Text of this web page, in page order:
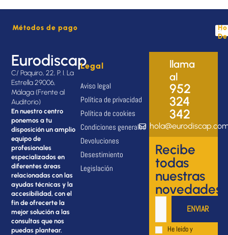
Métodos de pago
Eurodiscap
C/ Paquiro, 22, P. I. La
Estrella 29006,
Málaga (Frente al
Auditorio)
En nuestro centro
ponemos a tu
disposición un amplio
equipo de
profesionales
especializados en
diferentes áreas
relacionadas con las
ayudas técnicas y la
accesibilidad, con el
fin de ofrecerte la
mejor solución a las
consultas que nos
puedas plantear.
Legal
Aviso legal
Política de privacidad
Política de cookies
Condiciones generales
Devoluciones
Desestimiento
Legislación
llama
al
952
324
342
Recibe
todas
nuestras
novedades
He leido y